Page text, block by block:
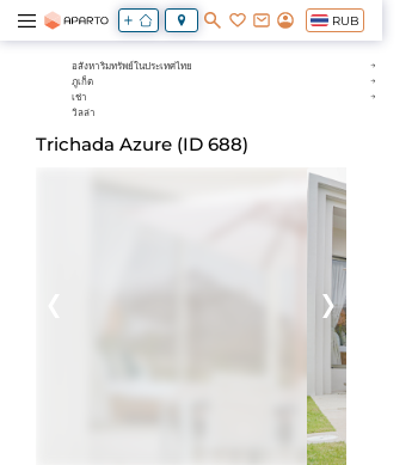
RUB
อสังหาริมทรัพย์ในประเทศไทย
ภูเก็ต
เช่า
วิลล่า
Trichada Azure (ID 688)